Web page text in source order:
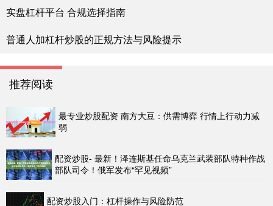
实盘杠杆平台 合规选择指南
普通人加杠杆炒股的正规方法与风险提示
推荐阅读
最专业炒股配资 南方大豆：供需博弈 行情上行动力减
弱
配资炒股- 最新！泽连斯基任命乌克兰武装部队特种作战
部队司令！俄军发布“罕见视频”
配资炒股入门：杠杆操作与风险防范